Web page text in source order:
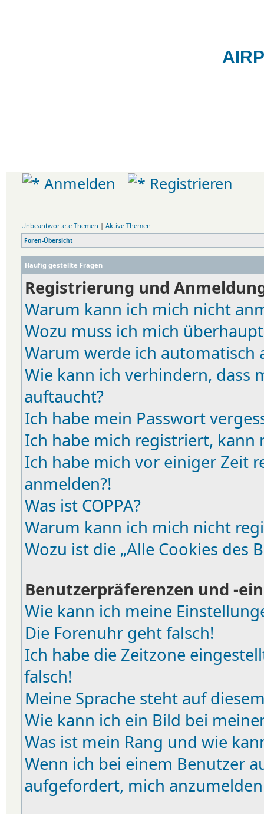
Anmelden Registrieren
Unbeantwortete Themen | Aktive Themen
Foren-Übersicht
Häufig gestellte Fragen
Registrierung und
Warum kann ich mich nicht
Wozu muss ich mich
Warum werde ich automatisch
Wie kann ich verhindern, dass
auftaucht?
Ich habe mein Passwort
Ich habe mich registriert, kann
Ich habe mich vor einiger Zeit
anmelden?!
Was ist COPPA?
Warum kann ich mich nicht
Wozu ist die „Alle Cookies des
Benutzerpräferenzen und -
Wie kann ich meine
Die Forenuhr geht falsch!
Ich habe die Zeitzone
falsch!
Meine Sprache steht auf
Wie kann ich ein Bild bei
Was ist mein Rang und wie
Wenn ich bei einem Benutzer
aufgefordert, mich